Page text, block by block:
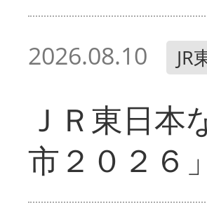
2026.08.10 JR
ＪＲ東日
市２０２６」